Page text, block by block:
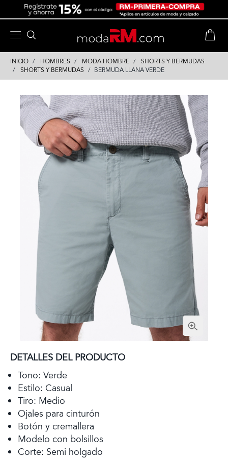
INICIO HOMBRES MODA HOMBRE
SHORTS Y BERMUDAS
SHORTS Y BERMUDAS
BERMUDA LLANA VERDE
DETALLES DEL PRODUCTO
Tono: Verde
Estilo: Casual
Tiro: Medio
Ojales para cinturón
Botón y cremallera
Modelo con bolsillos
Corte: Semi holgado